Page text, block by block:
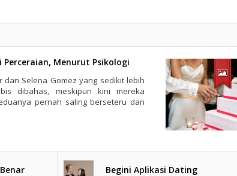
Menurut Psikologi
dan Selena Gomez yang sedikit lebih
dibahas, meskipun kini mereka
pernah saling berseteru dan
Begini Aplikasi Dating